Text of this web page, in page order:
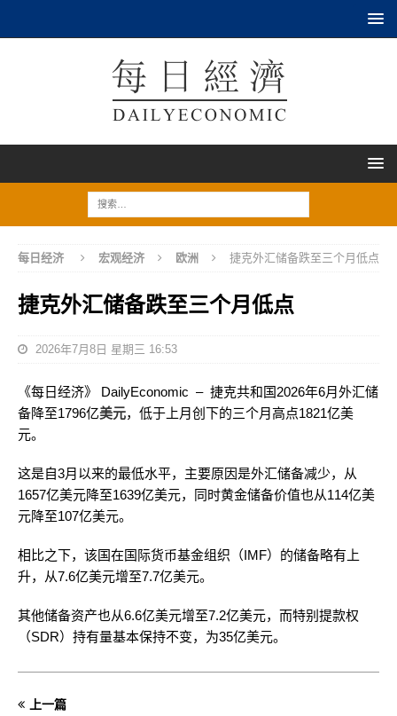
每日经济 宏观经济 欧洲 捷克外汇储备跌至三个月低点
捷克外汇储备跌至三个月低点
2026年7月8日 星期三 16:53
《每日经济》 DailyEconomic – 捷克共和国2026年6月外汇储
备降至1796亿美元，低于上月创下的三个月高点1821亿美
元。
这是自3月以来的最低水平，主要原因是外汇储备减少，从
1657亿美元降至1639亿美元，同时黄金储备价值也从114亿美
元降至107亿美元。
相比之下，该国在国际货币基金组织（IMF）的储备略有上
升，从7.6亿美元增至7.7亿美元。
其他储备资产也从6.6亿美元增至7.2亿美元，而特别提款权
（SDR）持有量基本保持不变，为35亿美元。
上一篇